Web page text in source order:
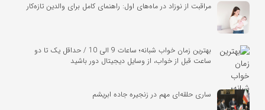
مراقبت از نوزاد در ماه‌های اول: راهنمای کامل برای والدین تازه‌کار
بهترین زمان خواب شبانه؛ ساعات 9 الی 10 / حداقل یک تا دو
ساعت قبل از خواب، از وسایل دیجیتال دور باشید
ساری حلقه‌ای مهم در زنجیره جاده ابریشم